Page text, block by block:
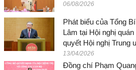
06/08/2026
Phát biểu của Tổng
Lâm tại Hội nghị
quyết Hội nghị Trung
13/04/2026
Đồng chí Phạm